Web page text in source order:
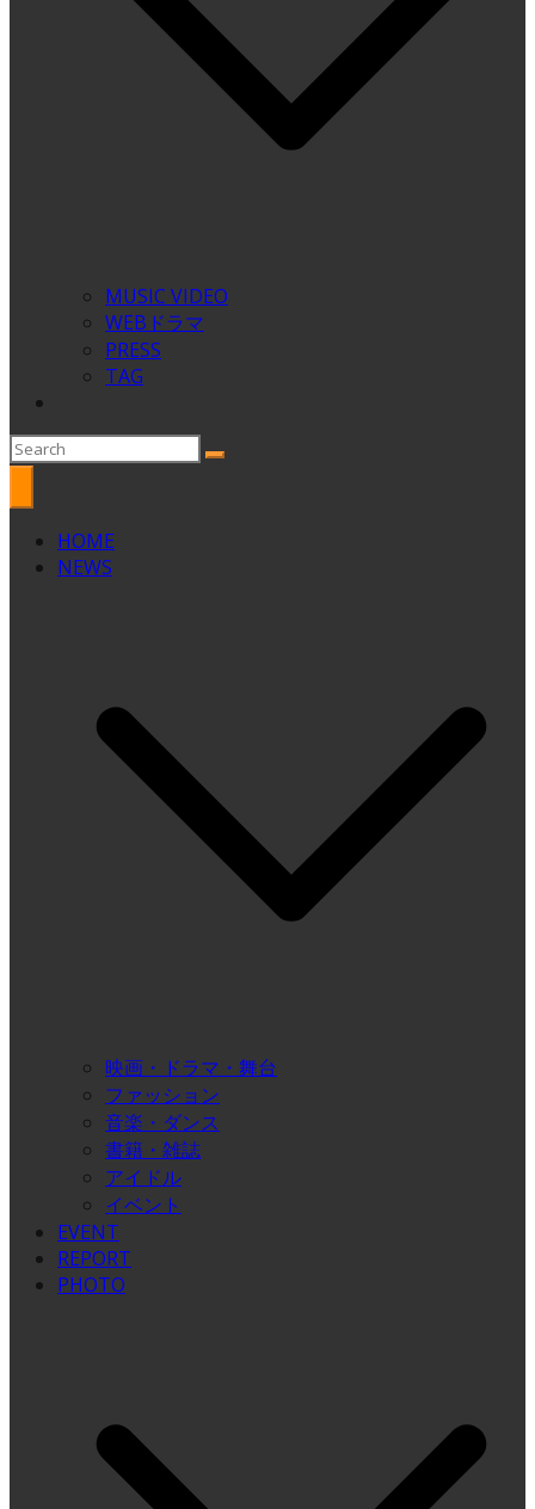
MUSIC VIDEO
WEBドラマ
PRESS
TAG
HOME
NEWS
映画・ドラマ・舞台
ファッション
音楽・ダンス
書籍・雑誌
アイドル
イベント
EVENT
REPORT
PHOTO